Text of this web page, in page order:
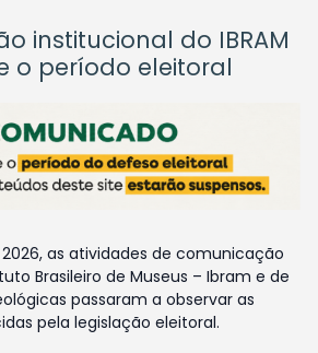
institucional do IBRAM
o período eleitoral
as atividades de comunicação
Brasileiro de Museus – Ibram e de
passaram a observar as
pela legislação eleitoral.